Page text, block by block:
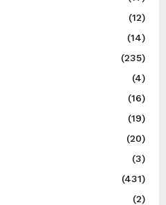
(12)
(14)
(235)
(4)
(16)
(19)
(20)
(3)
(431)
(2)